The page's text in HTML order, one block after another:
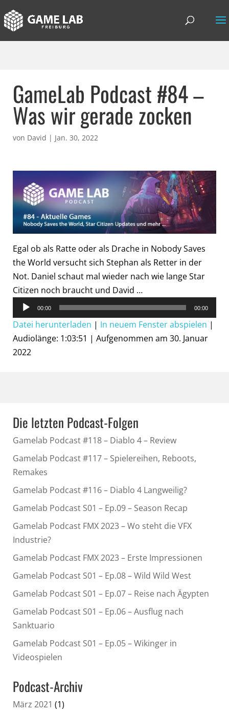
GameLab Podcast #84 –
Was wir gerade zocken
von David | Jan. 30, 2022
Egal ob als Ratte oder als Drache in Nobody Saves
the World versucht sich Stephan als Retter in der
Not. Daniel schaut mal wieder nach wie lange Star
Citizen noch braucht und David …
Audio-
Player
00:00 00:00
Datei herunterladen | In neuem Fenster abspielen |
Audiolänge: 1:03:51 | Aufgenommen am 30. Januar
2022
Die letzten Podcast-Folgen
Gamelab Podcast #118 – Diablo 4 – Review
Gamelab Podcast #117 – Spielereihen, Reboots,
Remakes
Gamelab Podcast #116 – Diablo 4 Langweilig?
Gamelab Podcast S01 – Ep.09 – Season Recap
Gamelab Podcast FMX 2023 – Wo steht die VFX
Industrie?
Gamelab Podcast FMX 2023 – Erste Impressionen
Gamelab Podcast S01 – Ep.08 – Wild Wild West
Gamelab Podcast S01 – Ep.07 – Reise nach Ägypten
Gamelab Podcast S01 – Ep.06 – Ausflug nach
Sanktuario
Gamelab Podcast S01 – Ep.05 – Wikinger in
Videospielen
Podcast-Archiv
März 2021 (1)